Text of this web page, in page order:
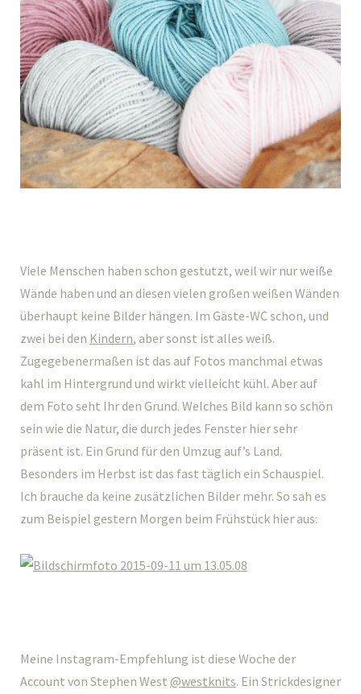
Viele Menschen haben schon gestutzt, weil wir nur weiße
Wände haben und an diesen vielen großen weißen Wänden
überhaupt keine Bilder hängen. Im Gäste-WC schon, und
zwei bei den Kindern, aber sonst ist alles weiß.
Zugegebenermaßen ist das auf Fotos manchmal etwas
kahl im Hintergrund und wirkt vielleicht kühl. Aber auf
dem Foto seht Ihr den Grund. Welches Bild kann so schön
sein wie die Natur, die durch jedes Fenster hier sehr
präsent ist. Ein Grund für den Umzug auf’s Land.
Besonders im Herbst ist das fast täglich ein Schauspiel.
Ich brauche da keine zusätzlichen Bilder mehr. So sah es
zum Beispiel gestern Morgen beim Frühstück hier aus:
Meine Instagram-Empfehlung ist diese Woche der
Account von Stephen West @westknits. Ein Strickdesigner